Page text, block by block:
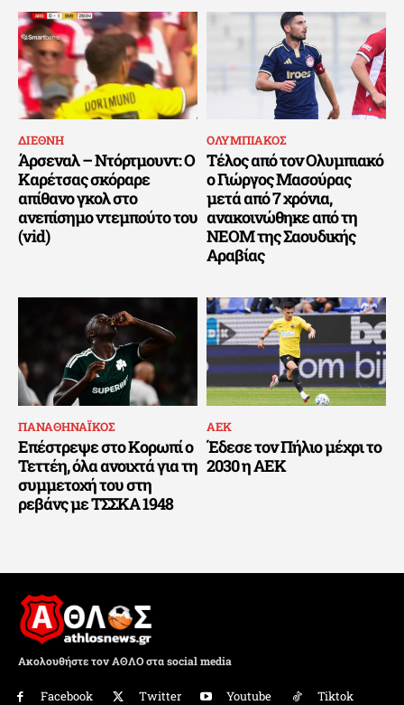
ΔΙΕΘΝΗ
Άρσεναλ – Ντόρτμουντ: Ο
Καρέτσας σκόραρε
απίθανο γκολ στο
ανεπίσημο ντεμπούτο του
(vid)
ΟΛΥΜΠΙΑΚΟΣ
Τέλος από τον Ολυμπιακό
ο Γιώργος Μασούρας
μετά από 7 χρόνια,
ανακοινώθηκε από τη
ΝΕΟΜ της Σαουδικής
Αραβίας
ΠΑΝΑΘΗΝΑΪΚΟΣ
Επέστρεψε στο Κορωπί ο
Τεττέη, όλα ανοιχτά για τη
συμμετοχή του στη
ρεβάνς με ΤΣΣΚΑ 1948
ΑΕΚ
Έδεσε τον Πήλιο μέχρι το
2030 η ΑΕΚ
Ακολουθήστε τον ΑΘΛΟ στα social media
Facebook Twitter Youtube Tiktok